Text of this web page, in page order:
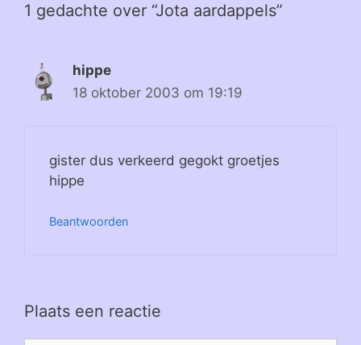
1 gedachte over “Jota aardappels”
hippe
18 oktober 2003 om 19:19
gister dus verkeerd gegokt groetjes
hippe
Beantwoorden
Plaats een reactie